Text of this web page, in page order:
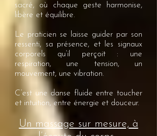
sacré, où chaque geste harmonise,
libère et équilibre.
Le praticien se laisse guider par son
ressenti, sa présence, et les signaux
corporels qu’il perçoit : une
respiration, une tension, un
mouvement, une vibration.
C’est une danse fluide entre toucher
et intuition, entre énergie et douceur.
Un massage sur mesure, à